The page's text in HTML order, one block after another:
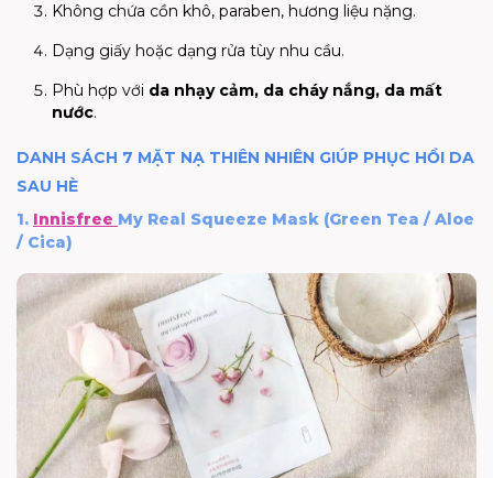
Không chứa cồn khô, paraben, hương liệu nặng.
Dạng giấy hoặc dạng rửa tùy nhu cầu.
Phù hợp với da nhạy cảm, da cháy nắng, da mất
nước.
DANH SÁCH 7 MẶT NẠ THIÊN NHIÊN GIÚP PHỤC HỒI DA
SAU HÈ
1. Innisfree My Real Squeeze Mask (Green Tea / Aloe
/ Cica)